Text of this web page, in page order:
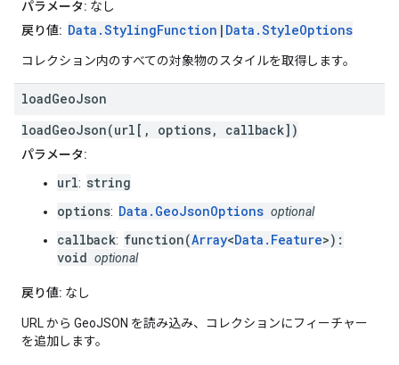
パラメータ: なし
戻り値: Data.StylingFunction | Data.StyleOptions
コレクション内のすべての対象物のスタイルを取得します。
loadGeoJson
loadGeoJson(url[, options, callback])
パラメータ:
url: string
options: Data.GeoJsonOptions optional
callback: function(Array<Data.Feature>):
void optional
戻り値: なし
URL から GeoJSON を読み込み、コレクションにフィーチャー
を追加します。